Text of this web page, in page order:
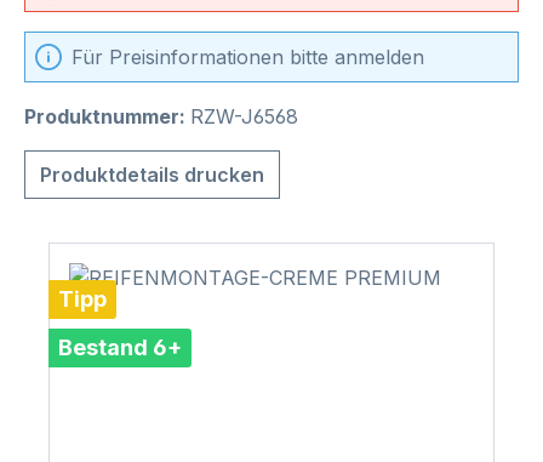
Für Preisinformationen bitte anmelden
Produktnummer: RZW-J6568
Produktdetails drucken
Tipp
Bestand 6+